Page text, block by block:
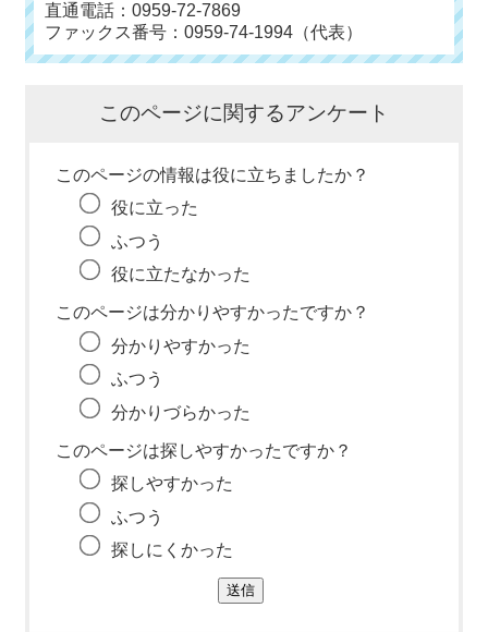
直通電話：0959-72-7869
ファックス番号：0959-74-1994（代表）
このページに関するアンケート
このページの情報は役に立ちましたか？
役に立った
ふつう
役に立たなかった
このページは分かりやすかったですか？
分かりやすかった
ふつう
分かりづらかった
このページは探しやすかったですか？
探しやすかった
ふつう
探しにくかった